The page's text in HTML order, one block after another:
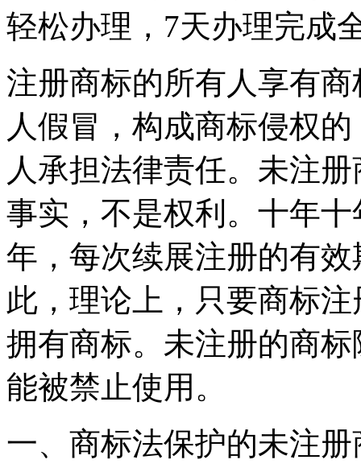
轻松办理，7天办理完成
注册商标的所有人享有
人假冒，构成商标侵权
人承担法律责任。未注
事实，不是权利。十年
年，每次续展注册的有
此，理论上，只要商标
拥有商标。未注册的商
能被禁止使用。
一、商标法保护的未注